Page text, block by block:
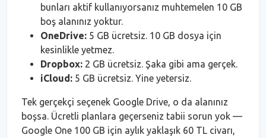
bunları aktif kullanıyorsanız muhtemelen 10 GB
boş alanınız yoktur.
OneDrive: 5 GB ücretsiz. 10 GB dosya için
kesinlikle yetmez.
Dropbox: 2 GB ücretsiz. Şaka gibi ama gerçek.
iCloud: 5 GB ücretsiz. Yine yetersiz.
Tek gerçekçi seçenek Google Drive, o da alanınız
boşsa. Ücretli planlara geçerseniz tabii sorun yok —
Google One 100 GB için aylık yaklaşık 60 TL civarı,